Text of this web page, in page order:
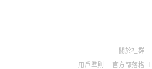
關於社群
用戶準則 (Open
官方部落格